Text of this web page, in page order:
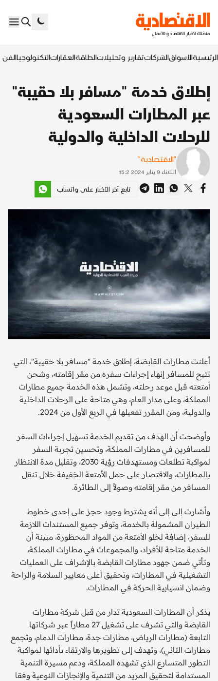
الرئيسيةالأسواقالشركاتتقارير وتحليلاتالطاقةالعقاراتالتكنولوجياالفن
إطلاق خدمة "مسافر بلا حقيبة"
عبر المطارات السعودية
للرحلات الداخلية والدولية
"الاقتصادية"
الثلاثاء 9 يناير 2024 15:2
تابع آخر الأخبار على واتساب
أعلنت مطارات القابضة، إطلاق خدمة "مسافر بلا حقيبة"، التي
تتيح للمسافر إنهاء إجراءات سفره من مقر إقامته، وشحن
أمتعته قبل موعد رحلته، وتشمل هذه الخدمة جميع مطارات
المملكة، وعلى مدار العام، وهي متاحة على الرحلات الداخلية
والدولية، ومن المقرر تفعيلها في الربع الأول من 2024.
وأوضحت أن الهدف من تقديم الخدمة تسهيل إجراءات السفر
للمسافرين في مطارات المملكة، وتحسين تجربة السفر
لمواكبة تطلعات ومستهدفات رؤية 2030، وتقليل مدة الانتظار
بالمطارات، والاقتصار على حمل الأمتعة الخفيفة خلال تنقل
المسافر من مقر إقامته وصولاً إلى الطائرة.
وأشارت إلى إلى أنه يشترط وجود حجز على إحدى خطوط
الطيران المشمولة بالخدمة، وتوفر جميع المستندات اللازمة
للسفر، إضافة لخلو الأمتعة من المواد المحظورة، مبينة أن
الخدمة متاحة للأفراد، والمجموعات في مطارات المملكة،
وتأتي ضمن جهود مطارات القابضة بالإشراف على العمليات
التشغيلية في المطارات، وتحقيق أعلى معايير السلامة والراحة
وضمان انسيابية الحركة في المطارات.
يذكر أن المطارات السعودية تدار من قبل شركة مطارات
القابضة والتي تشرف على تشغيل 27 مطاراً عبر شركاتها
التابعة (مطارات الرياض، مطارات جدة، مطارات الدمام، وتجمع
مطارات الثاني)، وتهدف إلى تطويرها والارتقاء بأدائها لمواكبة
التطور المتسارع الذي تشهده المملكة، ودعم مسيرة التنمية
المستدامة لتحقيق المزيد من التنمية والإنجازات النوعية وفقا